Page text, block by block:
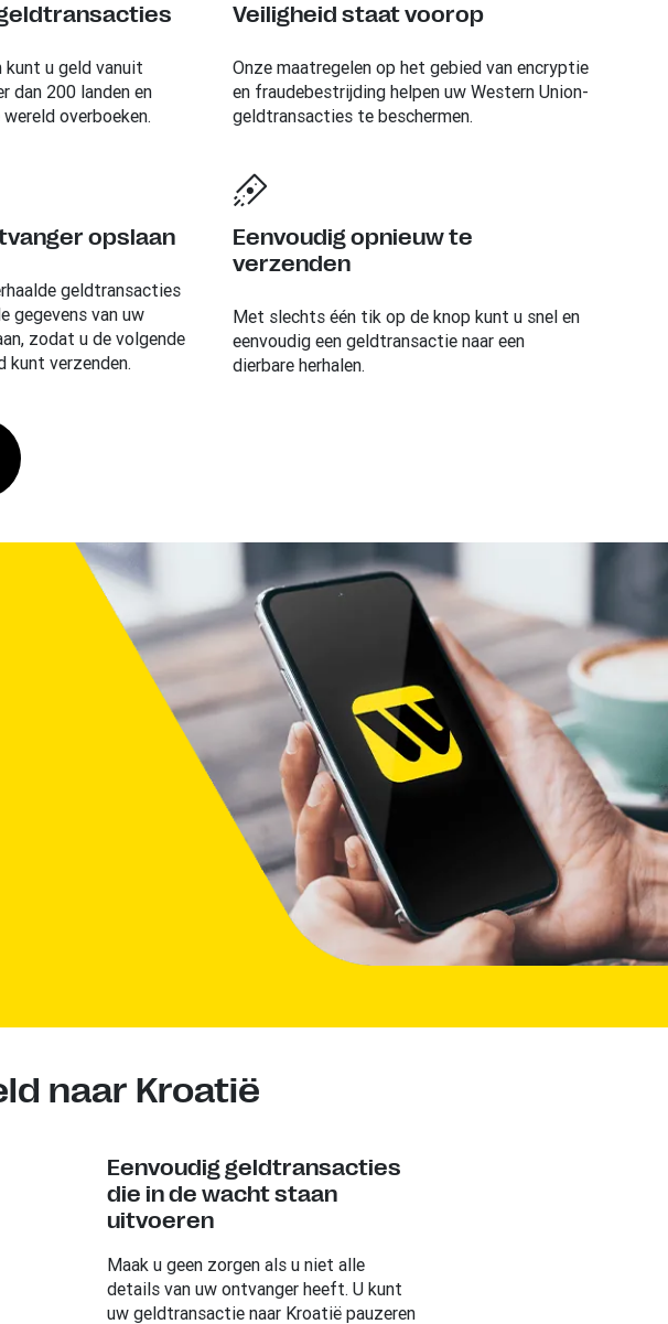
kunt u geld vanuit
dan 200 landen en
overboeken.
Veiligheid staat voorop
Onze maatregelen op het gebied van encryptie
en fraudebestrijding helpen uw Western Union-
geldtransacties te beschermen.
opslaan
geldtransacties
gegevens van uw
zodat u de volgende
kunt verzenden.
Eenvoudig opnieuw te
verzenden
Met slechts één tik op de knop kunt u snel en
eenvoudig een geldtransactie naar een
dierbare herhalen.
naar Kroatië
Eenvoudig geldtransacties
die in de wacht staan
uitvoeren
Maak u geen zorgen als u niet alle
details van uw ontvanger heeft. U kunt
uw geldtransactie naar Kroatië pauzeren